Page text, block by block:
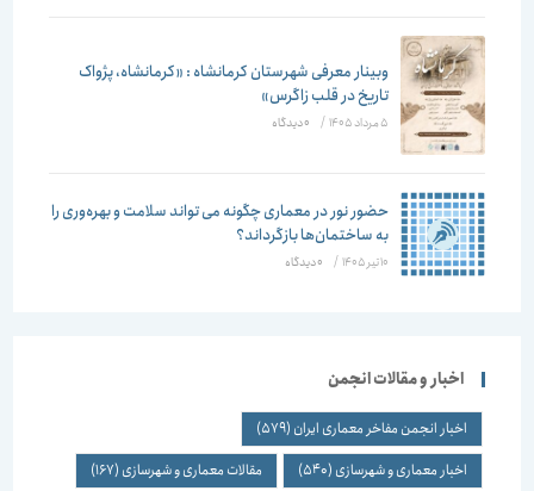
وبینار معرفی شهرستان کرمانشاه : «کرمانشاه، پژواک
تاریخ در قلب زاگرس»
5 مرداد 1405 / ۰ دیدگاه
حضور نور در معماری چگونه می تواند سلامت و بهره‌وری را
به ساختمان‌ها بازگرداند؟
10 تیر 1405 / ۰ دیدگاه
اخبار و مقالات انجمن
اخبار انجمن مفاخر معماری ایران(579)
اخبار معماری و شهرسازی(540) مقالات معماری و شهرسازی(167)